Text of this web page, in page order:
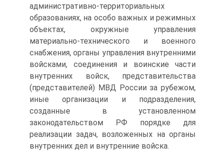
административно-территориальных
образованиях, на особо важных и режимных
объектах, окружные управления
материально-технического и военного
снабжения, органы управления внутренними
войсками, соединения и воинские части
внутренних войск, представительства
(представителей) МВД России за рубежом,
иные организации и подразделения,
созданные в установленном
законодательством РФ порядке для
реализации задач, возложенных на органы
внутренних дел и внутренние войска.